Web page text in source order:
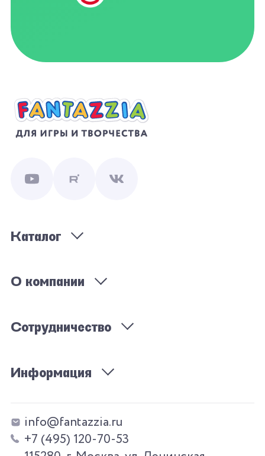
Каталог
О компании
Сотрудничество
Информация
info@fantazzia.ru
+7 (495) 120-70-53